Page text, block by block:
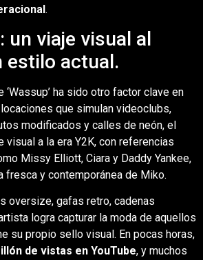
.
un viaje visual al
estilo actual.
ha sido otro factor clave en
que simulan videoclubs,
modificados y calles de neón, el
visual a la era Y2K, con referencias
Missy Elliott, Ciara y Daddy Yankee,
fresca y contemporánea de Miko.
oversize, gafas retro, cadenas
logra capturar la moda de aquellos
su propio sello visual. En pocas horas,
de vistas en YouTube, y muchos